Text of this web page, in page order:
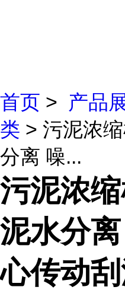
首页 > 产品
类 > 污泥浓
分离 噪...
污泥浓
泥水分
心传动